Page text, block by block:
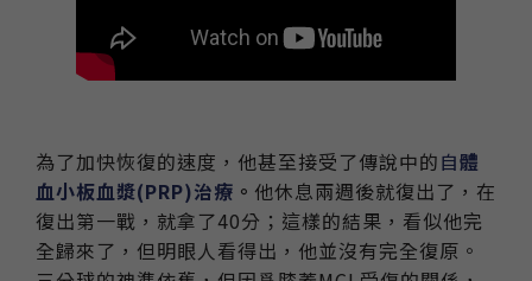
為了加快恢復的速度，他甚至接受了傳說中的自體
血小板血漿(PRP)治療 。 他休息兩週後就復出了，在
復出第一戰，就拿了40分；這樣的結果，看似他完
全歸來了，但明眼人看得出，他並沒有完全復原。